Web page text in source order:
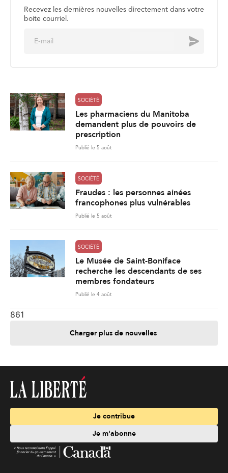
Recevez les dernières nouvelles directement dans votre
boite courriel.
Envoyer
SOCIÉTÉ
Les pharmaciens du Manitoba
demandent plus de pouvoirs de
prescription
Publié le 5 août
SOCIÉTÉ
Fraudes : les personnes ainées
francophones plus vulnérables
Publié le 5 août
SOCIÉTÉ
Le Musée de Saint-Boniface
recherche les descendants de ses
membres fondateurs
Publié le 4 août
861
Charger plus de nouvelles
Je contribue
Je m'abonne